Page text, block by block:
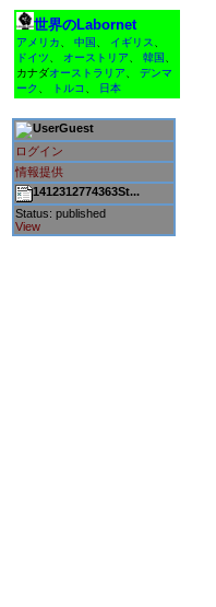
世界のLabornet
アメリカ 中国 イギリス
ドイツ
オーストリア 韓国
カナダオーストラリア
デンマ
ーク
トルコ 日本
Guest
ログイン
情報提供
1412312774363St...
Status: published
View